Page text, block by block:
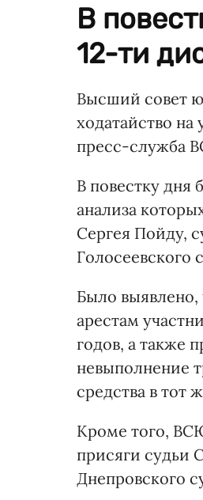
В
12-ти
Высший совет
ходатайство
пресс-служба
В повестку дня
анализа
Сергея Пойду,
Голосеевского
Было выявлено,
арестам
годов, а также
невыполнение
средства в тот
Кроме того,
присяги судьи
Днепровского